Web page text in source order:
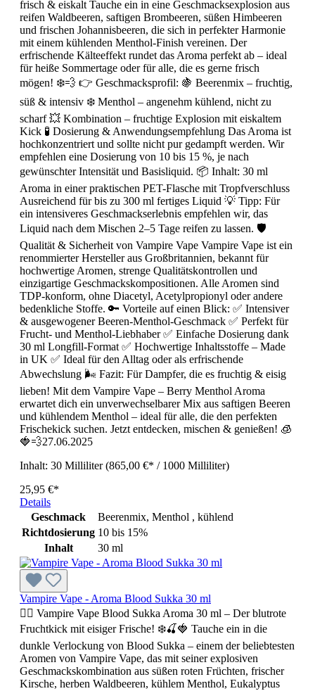
frisch & eiskalt Tauche ein in eine Geschmacksexplosion aus
reifen Waldbeeren, saftigen Brombeeren, süßen Himbeeren
und frischen Johannisbeeren, die sich in perfekter Harmonie
mit einem kühlenden Menthol-Finish vereinen. Der
erfrischende Kälteeffekt rundet das Aroma perfekt ab – ideal
für heiße Sommertage oder für alle, die es gerne frisch
mögen! ❄️💨 👉 Geschmacksprofil: 🍇 Beerenmix – fruchtig,
süß & intensiv ❄️ Menthol – angenehm kühlend, nicht zu
scharf 💥 Kombination – fruchtige Explosion mit eiskaltem
Kick 🧪 Dosierung & Anwendungsempfehlung Das Aroma ist
hochkonzentriert und sollte nicht pur gedampft werden. Wir
empfehlen eine Dosierung von 10 bis 15 %, je nach
gewünschter Intensität und Basisliquid. 📦 Inhalt: 30 ml
Aroma in einer praktischen PET-Flasche mit Tropfverschluss
Ausreichend für bis zu 300 ml fertiges Liquid 💡 Tipp: Für
ein intensiveres Geschmackserlebnis empfehlen wir, das
Liquid nach dem Mischen 2–5 Tage reifen zu lassen. 🛡️
Qualität & Sicherheit von Vampire Vape Vampire Vape ist ein
renommierter Hersteller aus Großbritannien, bekannt für
hochwertige Aromen, strenge Qualitätskontrollen und
einzigartige Geschmackskompositionen. Alle Aromen sind
TDP-konform, ohne Diacetyl, Acetylpropionyl oder andere
bedenkliche Stoffe. 🔑 Vorteile auf einen Blick: ✅ Intensiver
& ausgewogener Beeren-Menthol-Geschmack ✅ Perfekt für
Frucht- und Menthol-Liebhaber ✅ Einfache Dosierung dank
30 ml Longfill-Format ✅ Hochwertige Inhaltsstoffe – Made
in UK ✅ Ideal für den Alltag oder als erfrischende
Abwechslung 🌬️ Fazit: Für Dampfer, die es fruchtig & eisig
lieben! Mit dem Vampire Vape – Berry Menthol Aroma
erwartet dich ein unverwechselbarer Mix aus saftigen Beeren
und kühlendem Menthol – ideal für alle, die den perfekten
Frischekick suchen. Jetzt entdecken, mischen & genießen! 🧊
🍓💨27.06.2025
Inhalt: 30 Milliliter(865,00 €* / 1000 Milliliter)
25,95 €*
Details
Geschmack
Beerenmix, Menthol , kühlend
Richtdosierung 10 bis 15%
Inhalt
30 ml
Vampire Vape - Aroma Blood Sukka 30 ml
🧛‍♂️ Vampire Vape Blood Sukka Aroma 30 ml – Der blutrote
Fruchtkick mit eisiger Frische! ❄️🍒🍓 Tauche ein in die
dunkle Verlockung von Blood Sukka – einem der beliebtesten
Aromen von Vampire Vape, das mit seiner explosiven
Geschmackskombination aus süßen roten Früchten, frischer
Kirsche, herben Waldbeeren, kühlem Menthol, Eukalyptus